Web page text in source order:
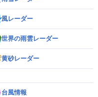
風レーダー
世界の雨雲レーダー
黄砂レーダー
台風情報